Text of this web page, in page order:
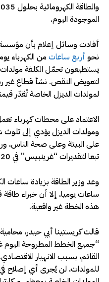
الموجودة اليوم.
نحو أربع ساعات من الكهرباء
يستطيعون تحمّل الكلفة مولدات
لتعويض النقص. نشأ قطاع غير
لمولدات الديزل الخاصة تُقدّر
الاعتماد على محطات كهرباء
ومولدات الديزل يؤدي إلى تلوث
على البيئة وعلى صحة الناس،
تبعا لتقديرات “غرينبيس” في 2020.
وعد وزير الطاقة بزيادة ساعات
ساعات يوميا، إلا أن خبراء
هذه الخطة غير واقعية.
قالت كريستينا أبي حيدر،
“جميع الخطط المطروحة اليوم
القائم، بسبب الانهيار
للمولدات، لن يُجرى أي إصلاح